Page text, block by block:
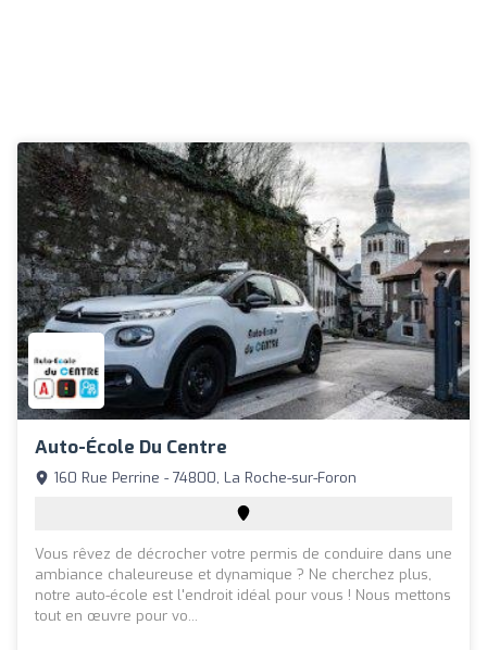
Auto-École Du Centre
160 Rue Perrine - 74800, La Roche-sur-Foron
Vous rêvez de décrocher votre permis de conduire dans une
ambiance chaleureuse et dynamique ? Ne cherchez plus,
notre auto-école est l'endroit idéal pour vous ! Nous mettons
tout en œuvre pour vo...